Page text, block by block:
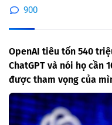
900
OpenAI tiêu tốn 540
ChatGPT và nói họ cần
được tham vọng của